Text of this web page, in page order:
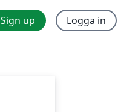
Sign up Logga in